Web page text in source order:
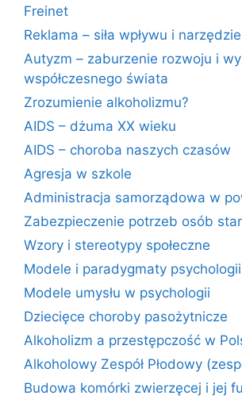
Freinet
Reklama – siła wpływu i
Autyzm – zaburzenie rozwoju i
współczesnego świata
Zrozumienie alkoholizmu?
AIDS – dżuma XX wieku
AIDS – choroba naszych czasów
Agresja w szkole
Administracja samorządowa w
Zabezpieczenie potrzeb osób
Wzory i stereotypy społeczne
Modele i paradygmaty psychologii
Modele umysłu w psychologii
Dziecięce choroby pasożytnicze
Alkoholizm a przestępczość w
Alkoholowy Zespół Płodowy
Budowa komórki zwierzęcej i jej